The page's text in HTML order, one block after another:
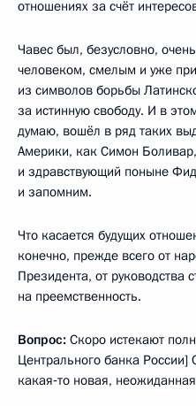
отношениях за счёт
Чавес был, безусловно,
человеком, смелым и уже
из символов борьбы
за истинную свободу. И в
думаю, вошёл в ряд таких
Америки, как Симон
и здравствующий поныне
и запомним.
Что касается будущих
конечно, прежде всего от
Президента, от
на преемственность.
Вопрос: Скоро истекают
Центрального банка России]
какая‑то новая,